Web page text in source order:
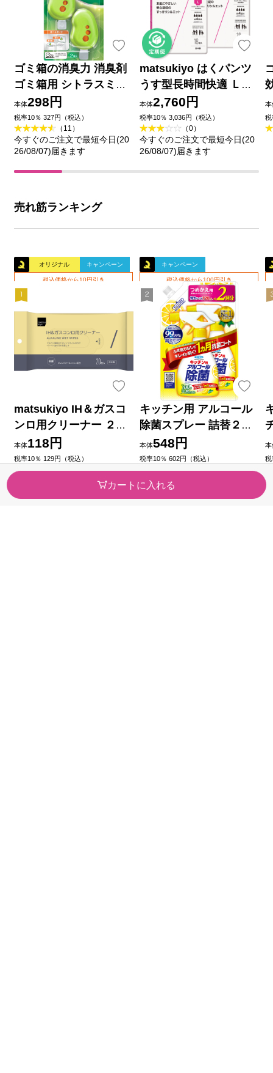
カートに入れる
ゴミ箱の消臭力 消臭剤
ゴミ箱用 シトラスミン
トの香り ２個 エステー
本体298円
税率10％ 327円（税込）
（11）
今すぐのご注文で最短今日(20
26/08/07)届きます
matsukiyo はくパンツ
うす型長時間快適 Ｌ１
８枚２個セット
本体2,760円
税率10％ 3,036円（税込）
（0）
今すぐのご注文で最短今日(20
26/08/07)届きます
本
税
売れ筋ランキング
オリジナル キャンペーン
税込価格から10円引き
matsukiyo IH＆ガスコ
ンロ用クリーナー ２０
枚
本体118円
税率10％ 129円（税込）
（24）
今すぐのご注文で最短今日(20
キャンペーン
税込価格から100円引き
キッチン用 アルコール
除菌スプレー 詰替２回
分 ７２０ｍｌ フマキラ
ー
本体548円
税率10％ 602円（税込）
（3）
今すぐのご注文で最短今日(20
26/08/07)届きます
本
税